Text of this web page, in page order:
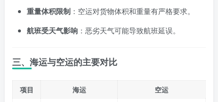
重量体积限制 ：空运对货物体积和重量有严格要求。
航班受天气影响 ：恶劣天气可能导致航班延误。
三、海运与空运的主要对比
项目 海运
空运